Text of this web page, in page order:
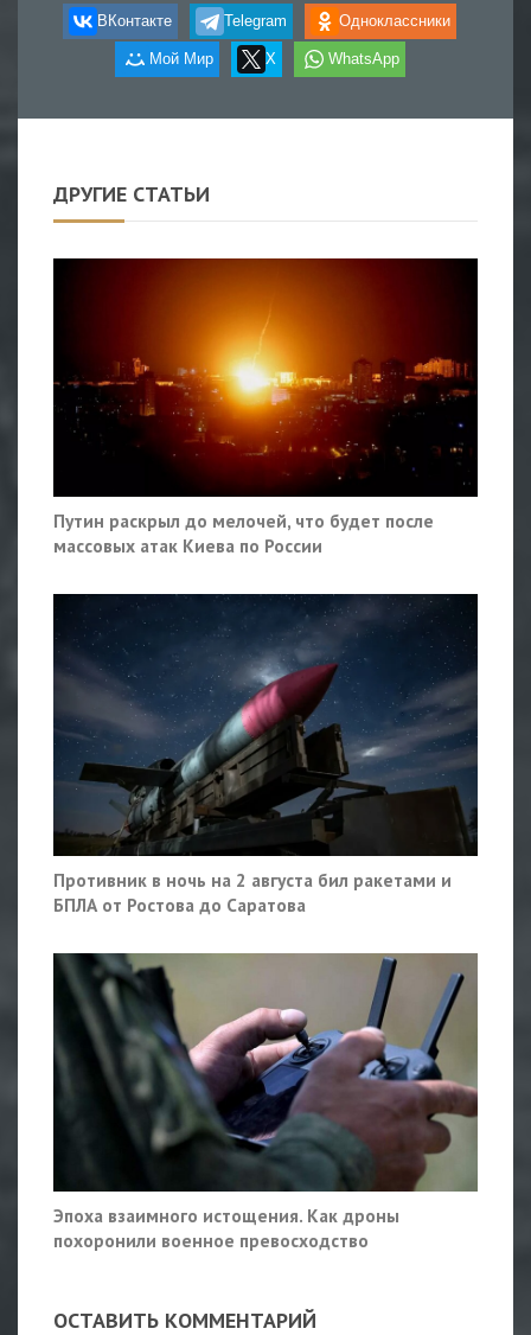
ВКонтакте Telegram Одноклассники
Мой Мир X WhatsApp
ДРУГИЕ СТАТЬИ
Путин раскрыл до мелочей, что будет после
массовых атак Киева по России
Противник в ночь на 2 августа бил ракетами и
БПЛА от Ростова до Саратова
Эпоха взаимного истощения. Как дроны
похоронили военное превосходство
ОСТАВИТЬ КОММЕНТАРИЙ